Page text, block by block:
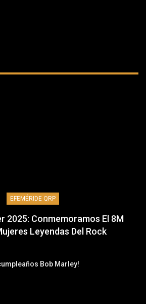
EFEMÉRIDE QRP
2025: Conmemoramos El 8M
Leyendas Del Rock
Bob Marley!